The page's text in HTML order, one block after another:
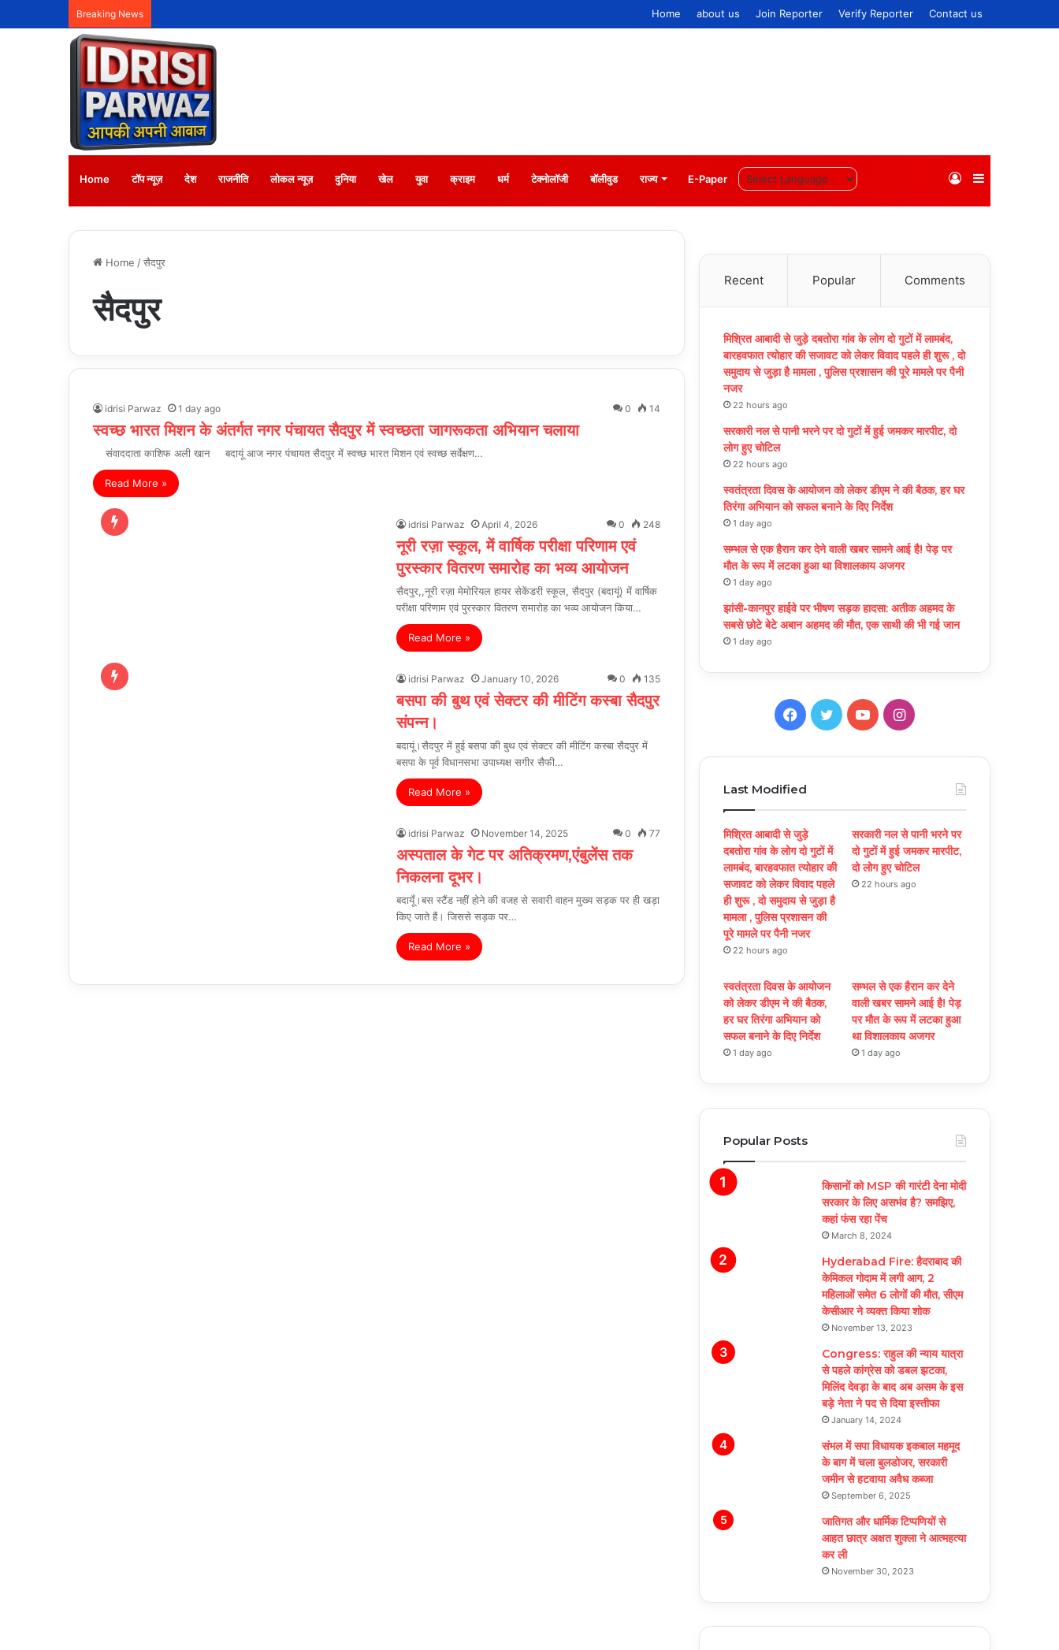
Breaking News Home about us Join Reporter Verify Reporter Contact us
Home टॉप न्यूज़ देश राजनीति लोकल न्यूज़ दुनिया खेल युवा क्राइम धर्म टेक्नोलॉजी बॉलीवुड राज्य E-Paper Sidebar
Log
Home /सैदपुर
सैदपुर
idrisi Parwaz 1 day ago 0 14
स्वच्छ भारत मिशन के अंतर्गत नगर पंचायत सैदपुर में स्वच्छता जागरूकता अभियान चलाया
संवाददाता काशिफ अली खान बदायूं आज नगर पंचायत सैदपुर में स्वच्छ भारत मिशन एवं स्वच्छ सर्वेक्षण…
Read More »
idrisi Parwaz April 4, 2026 0 248
नूरी रज़ा स्कूल, में वार्षिक परीक्षा परिणाम एवं
पुरस्कार वितरण समारोह का भव्य आयोजन
सैदपुर,,नूरी रज़ा मेमोरियल हायर सेकेंडरी स्कूल, सैदपुर (बदायूं) में वार्षिक
परीक्षा परिणाम एवं पुरस्कार वितरण समारोह का भव्य आयोजन किया…
Read More »
idrisi Parwaz January 10, 2026 0 135
बसपा की बुथ एवं सेक्टर की मीटिंग कस्बा सैदपुर
संपन्न।
बदायूं।सैदपुर में हुई बसपा की बुथ एवं सेक्टर की मीटिंग कस्बा सैदपुर में
बसपा के पूर्व विधानसभा उपाध्यक्ष सगीर सैफी…
Read More »
idrisi Parwaz November 14, 2025 0 77
अस्पताल के गेट पर अतिक्रमण,एंबुलेंस तक
निकलना दूभर।
बदायूँ।बस स्टैंड नहीं होने की वजह से सवारी वाहन मुख्य सड़क पर ही खड़ा
किए जाते हैं। जिससे सड़क पर…
Read More »
Recent Popular Comments
मिश्रित आबादी से जुड़े दबतोरा गांव के लोग दो गुटों में लामबंद,
बारहवफात त्योहार की सजावट को लेकर विवाद पहले ही शुरू , दो
समुदाय से जुड़ा है मामला , पुलिस प्रशासन की पूरे मामले पर पैनी
नजर
22 hours ago
सरकारी नल से पानी भरने पर दो गुटों में हुई जमकर मारपीट, दो
लोग हुए चोटिल
22 hours ago
स्वतंत्रता दिवस के आयोजन को लेकर डीएम ने की बैठक, हर घर
तिरंगा अभियान को सफल बनाने के दिए निर्देश
1 day ago
सम्भल से एक हैरान कर देने वाली खबर सामने आई है! पेड़ पर
मौत के रूप में लटका हुआ था विशालकाय अजगर
1 day ago
झांसी-कानपुर हाईवे पर भीषण सड़क हादसा: अतीक अहमद के
सबसे छोटे बेटे अबान अहमद की मौत, एक साथी की भी गई जान
1 day ago
Facebook
TwitterYouTubeInstagram
Last Modified
मिश्रित आबादी से जुड़े
दबतोरा गांव के लोग दो गुटों में
लामबंद, बारहवफात त्योहार की
सजावट को लेकर विवाद पहले
ही शुरू , दो समुदाय से जुड़ा है
मामला , पुलिस प्रशासन की
पूरे मामले पर पैनी नजर
22 hours ago
सरकारी नल से पानी भरने पर
दो गुटों में हुई जमकर मारपीट,
दो लोग हुए चोटिल
22 hours ago
स्वतंत्रता दिवस के आयोजन
को लेकर डीएम ने की बैठक,
हर घर तिरंगा अभियान को
सफल बनाने के दिए निर्देश
1 day ago
सम्भल से एक हैरान कर देने
वाली खबर सामने आई है! पेड़
पर मौत के रूप में लटका हुआ
था विशालकाय अजगर
1 day ago
Popular Posts
किसानों को MSP की गारंटी देना मोदी
सरकार के लिए असभंव है? समझिए,
कहां फंस रहा पेंच
March 8, 2024
Hyderabad Fire: हैदराबाद की
केमिकल गोदाम में लगी आग, 2
महिलाओं समेत 6 लोगों की मौत, सीएम
केसीआर ने व्यक्त किया शोक
November 13, 2023
Congress: राहुल की न्याय यात्रा
से पहले कांग्रेस को डबल झटका,
मिलिंद देवड़ा के बाद अब असम के इस
बड़े नेता ने पद से दिया इस्तीफा
January 14, 2024
संभल में सपा विधायक इकबाल महमूद
के बाग में चला बुलडोजर, सरकारी
जमीन से हटवाया अवैध कब्जा
September 6, 2025
जातिगत और धार्मिक टिप्पणियों से
आहत छात्र अक्षत शुक्ला ने आत्महत्या
कर ली
November 30, 2023